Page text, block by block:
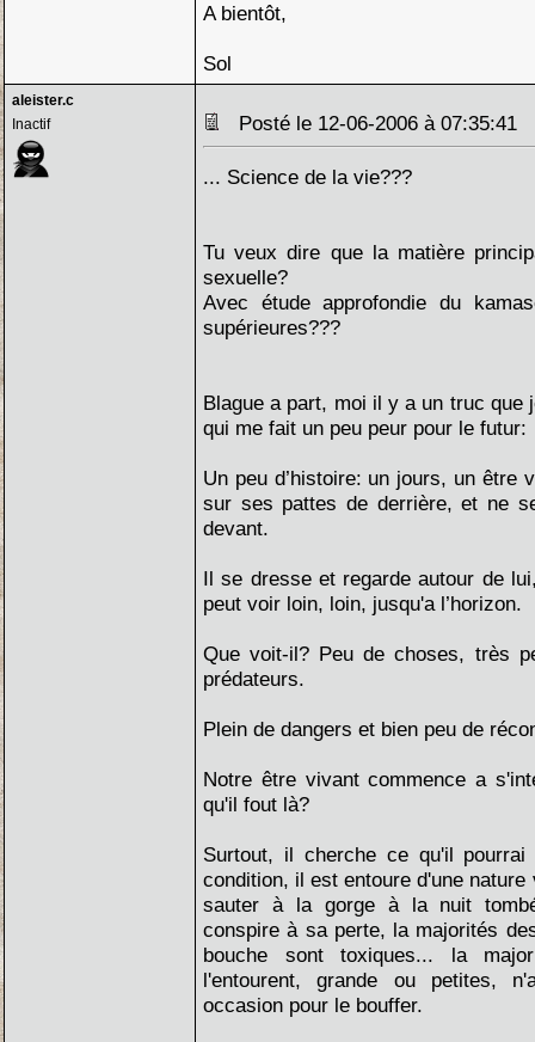
A bientôt,
Sol
aleister.c
Inactif
Posté le 12-06-2006 à 07:35:41
... Science de la vie???
Tu veux dire que la matière
sexuelle?
Avec étude approfondie du
supérieures???
Blague a part, moi il y a un truc que
qui me fait un peu peur pour le futur:
Un peu d’histoire: un jours, un être
sur ses pattes de derrière, et ne
devant.
Il se dresse et regarde autour de
peut voir loin, loin, jusqu'a l’horizon.
Que voit-il? Peu de choses, très
prédateurs.
Plein de dangers et bien peu de
Notre être vivant commence a
qu'il fout là?
Surtout, il cherche ce qu'il
condition, il est entoure d'une
sauter à la gorge à la nuit
conspire à sa perte, la majorités
bouche sont toxiques... la
l'entourent, grande ou petites,
occasion pour le bouffer.